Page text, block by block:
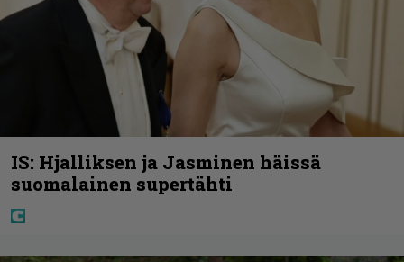
IS: Hjalliksen ja Jasminen häissä
suomalainen supertähti